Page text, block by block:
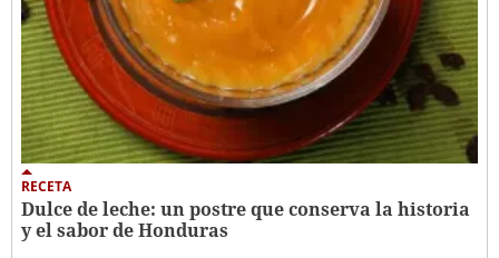
RECETA
Dulce de leche: un postre que conserva la historia
y el sabor de Honduras